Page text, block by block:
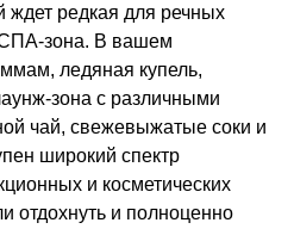
ждет редкая для речных
СПА-зона. В вашем
ледяная купель,
зона с различными
чай, свежевыжатые соки и
широкий спектр
и косметических
отдохнуть и полноценно